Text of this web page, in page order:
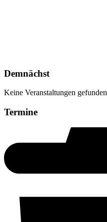
Demnächst
Keine Veranstaltungen gefunden
Termine